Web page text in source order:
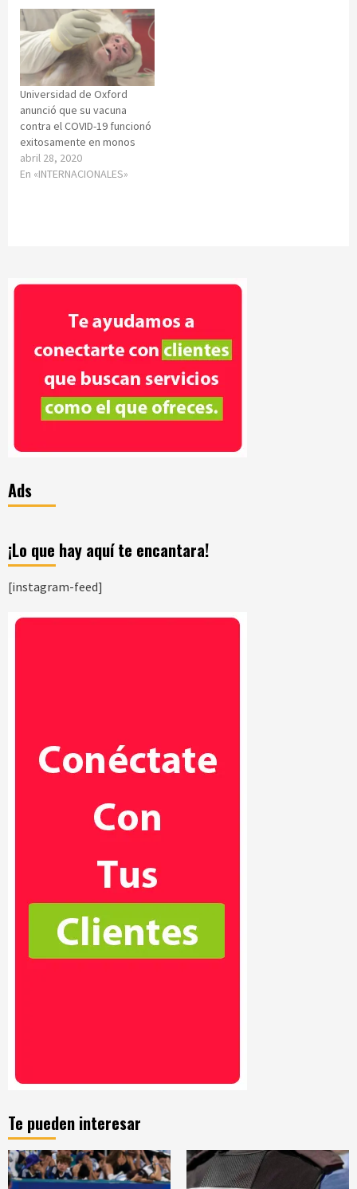
Universidad de Oxford
anunció que su vacuna
contra el COVID-19 funcionó
exitosamente en monos
abril 28, 2020
En «INTERNACIONALES»
Ads
¡Lo que hay aquí te encantara!
[instagram-feed]
Te pueden interesar